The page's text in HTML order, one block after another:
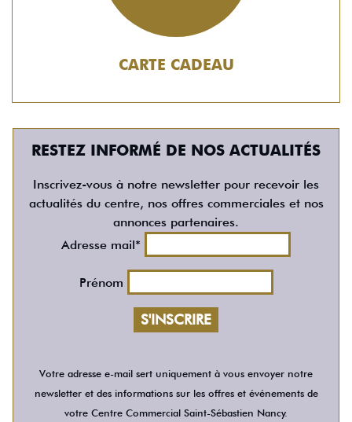
CARTE CADEAU
RESTEZ INFORMÉ DE NOS ACTUALITÉS
Inscrivez-vous à notre newsletter pour recevoir les
actualités du centre, nos offres commerciales et nos
annonces partenaires.
Adresse mail*
Prénom
Votre adresse e-mail sert uniquement à vous envoyer notre
newsletter et des informations sur les offres et événements de
votre Centre Commercial Saint-Sébastien Nancy.